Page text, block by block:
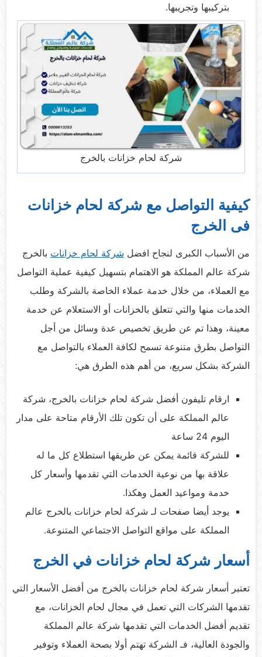
بتركيبها وتجريبها.
شركة لحام خزانات بالخرج
كيفية التواصل مع شركة لحام خزانات
فى الخرج
من الأسباب الكبرى لنجاح افضل شركة لحام خزانات بالخرج
شركة عالم المملكة هو الاهتمام بتسهيل كيفية عملية التواصل
مع العملاء، من خلال خدمة عملاء الخاصة بالشركة وطلب
الخدمات منها والتي تتعلق بالخزانات أو الاستعلام عن خدمة
معينة، وهذا تم عن طريق تخصيص عدة وسائل من أجل
التواصل بطرق متنوعة تسمح لكافة العملاء بالتواصل مع
الشركة بشكل سريع، من أهم هذه الطرق هي:
ارقام تليفون أفضل شركة لحام خزانات بالخرج، شركة
عالم المملكة على أن تكون تلك الأرقام متاحة على مدار
اليوم 24 ساعة
للشركة قائمة يمكن عن طريقها استطلاع كل ما له
علاقة بها من نوعية الخدمات التي تقدمها وأسعار كل
خدمة ومواعيد العمل وهكذا.
يوجد أيضا صفحات لـ شركة لحام خزانات بالخرج عالم
المملكة على مواقع التواصل الاجتماعي المتنوعة.
أسعار شركة لحام خزانات في الخرج
تعتبر أسعار شركة لحام خزانات بالخرج من أفضل الأسعار التي
تقدمها الشركات التي تعمل في مجال لحام الخزانات، مع
تقديم أفضل الخدمات التي تقدمها شركة عالم المملكة
والجودة العالية، فـ الشركة تهتم أولا بصحة العملاء وتوفير